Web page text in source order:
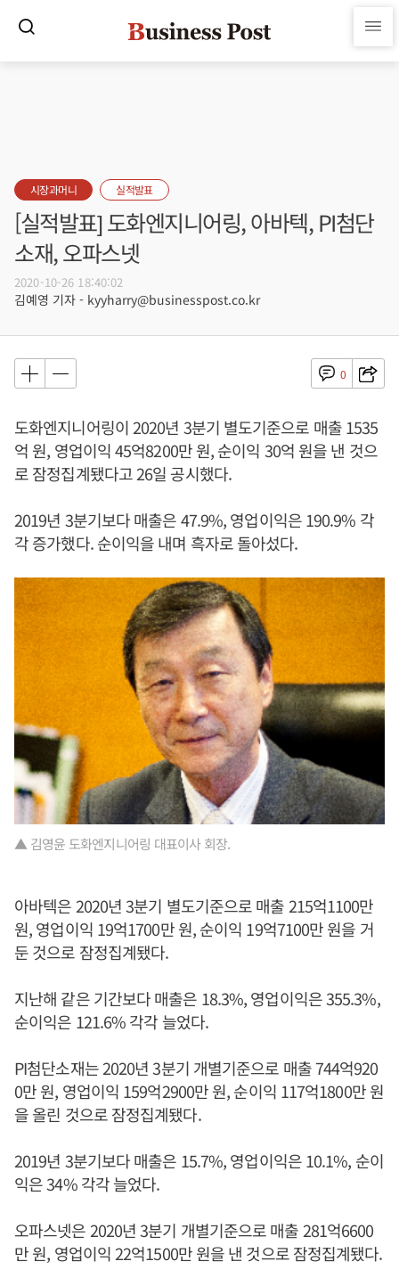
시장과머니 실적발표
[실적발표] 도화엔지니어링, 아바텍, PI첨단
소재, 오파스넷
2020-10-26 18:40:02
김예영 기자 - kyyharry@businesspost.co.kr
0
도화엔지니어링이 2020년 3분기 별도기준으로 매출 1535
억 원, 영업이익 45억8200만 원, 순이익 30억 원을 낸 것으
로 잠정집계됐다고 26일 공시했다.
2019년 3분기보다 매출은 47.9%, 영업이익은 190.9% 각
각 증가했다. 순이익을 내며 흑자로 돌아섰다.
▲ 김영윤 도화엔지니어링 대표이사 회장.
아바텍은 2020년 3분기 별도기준으로 매출 215억1100만
원, 영업이익 19억1700만 원, 순이익 19억7100만 원을 거
둔 것으로 잠정집계됐다.
지난해 같은 기간보다 매출은 18.3%, 영업이익은 355.3%,
순이익은 121.6% 각각 늘었다.
PI첨단소재는 2020년 3분기 개별기준으로 매출 744억920
0만 원, 영업이익 159억2900만 원, 순이익 117억1800만 원
을 올린 것으로 잠정집계됐다.
2019년 3분기보다 매출은 15.7%, 영업이익은 10.1%, 순이
익은 34% 각각 늘었다.
오파스넷은 2020년 3분기 개별기준으로 매출 281억6600
만 원, 영업이익 22억1500만 원을 낸 것으로 잠정집계됐다.